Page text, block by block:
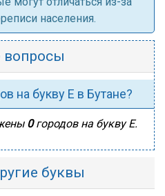
населения.
вопросы
на букву Е в Бутане?
0городов на букву Е.
буквы